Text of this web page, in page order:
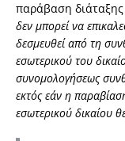
παράβαση διάταξης
δεν μπορεί να
δεσμευθεί από τη
εσωτερικού του
συνομολογήσεως
εκτός εάν η
εσωτερικού δικαίου